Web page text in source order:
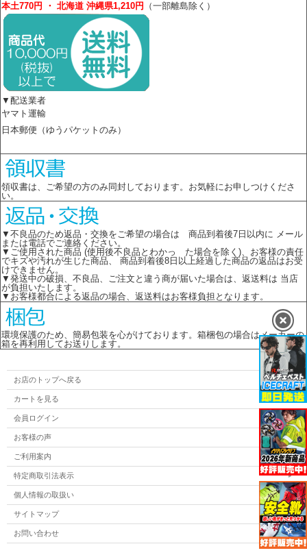
本土770円 ・ 北海道 沖縄県1,210円 （一部離島除く）
▼配送業者
ヤマト運輸
日本郵便（ゆうパケットのみ）
領収書は、ご希望の方のみ同封しております。お気軽にお申しつけくださ
い。
▼不良品のため返品・交換をご希望の場合は 商品到着後7日以内に メール
または電話でご連絡ください。
▼ご使用された商品 (使用後不良品とわかっ た場合を除く)、お客様の責任
でキズや汚れが生じた商品、 商品到着後8日以上経過した商品の返品はお受
けできません。
▼発送中の破損、不良品、ご注文と違う商が届いた場合は、返送料は 当店
が負担いたします。
▼お客様都合による返品の場合、返送料はお客様負担となります。
環境保護のため、簡易包装を心がけております。箱梱包の場合はメーカーの
箱を再利用してお送りします。
お店のトップへ戻る
カートを見る
会員ログイン
お客様の声
ご利用案内
特定商取引法表示
個人情報の取扱い
サイトマップ
お問い合わせ